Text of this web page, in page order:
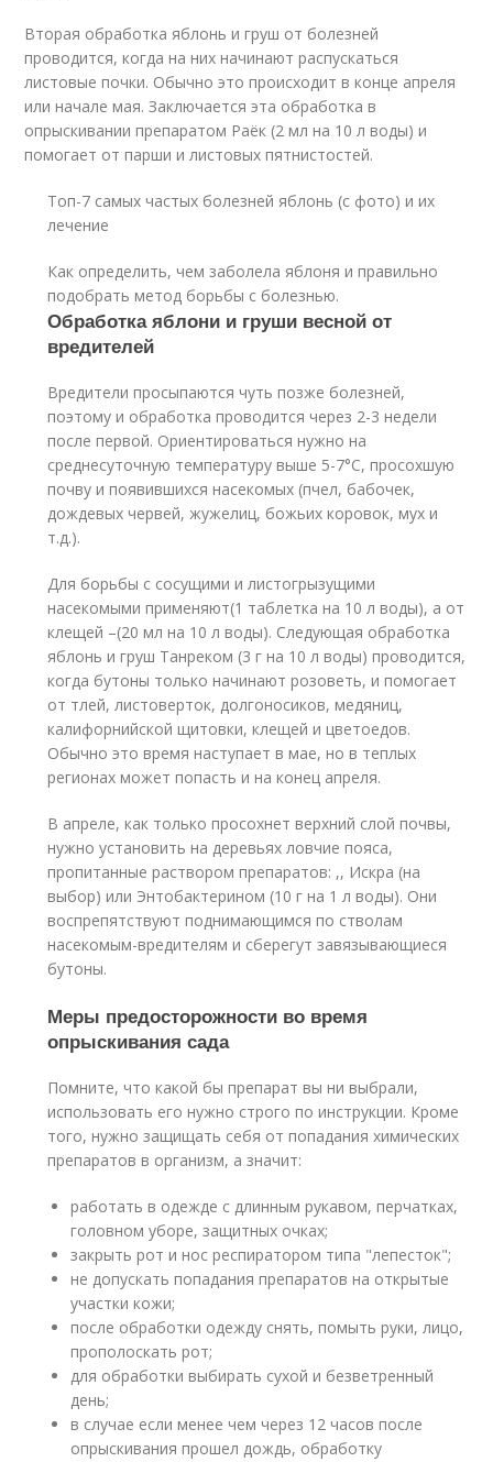
Вторая обработка яблонь и груш от болезней
проводится, когда на них начинают распускаться
листовые почки. Обычно это происходит в конце апреля
или начале мая. Заключается эта обработка в
опрыскивании препаратом Раёк (2 мл на 10 л воды) и
помогает от парши и листовых пятнистостей.
Топ-7 самых частых болезней яблонь (с фото) и их
лечение
Как определить, чем заболела яблоня и правильно
подобрать метод борьбы с болезнью.
Обработка яблони и груши весной от
вредителей
Вредители просыпаются чуть позже болезней,
поэтому и обработка проводится через 2-3 недели
после первой. Ориентироваться нужно на
среднесуточную температуру выше 5-7°С, просохшую
почву и появившихся насекомых (пчел, бабочек,
дождевых червей, жужелиц, божьих коровок, мух и
т.д.).
Для борьбы с сосущими и листогрызущими
насекомыми применяют(1 таблетка на 10 л воды), а от
клещей –(20 мл на 10 л воды). Следующая обработка
яблонь и груш Танреком (3 г на 10 л воды) проводится,
когда бутоны только начинают розоветь, и помогает
от тлей, листоверток, долгоносиков, медяниц,
калифорнийской щитовки, клещей и цветоедов.
Обычно это время наступает в мае, но в теплых
регионах может попасть и на конец апреля.
В апреле, как только просохнет верхний слой почвы,
нужно установить на деревьях ловчие пояса,
пропитанные раствором препаратов: ,, Искра (на
выбор) или Энтобактерином (10 г на 1 л воды). Они
воспрепятствуют поднимающимся по стволам
насекомым-вредителям и сберегут завязывающиеся
бутоны.
Меры предосторожности во время
опрыскивания сада
Помните, что какой бы препарат вы ни выбрали,
использовать его нужно строго по инструкции. Кроме
того, нужно защищать себя от попадания химических
препаратов в организм, а значит:
работать в одежде с длинным рукавом, перчатках,
головном уборе, защитных очках;
закрыть рот и нос респиратором типа "лепесток";
не допускать попадания препаратов на открытые
участки кожи;
после обработки одежду снять, помыть руки, лицо,
прополоскать рот;
для обработки выбирать сухой и безветренный
день;
в случае если менее чем через 12 часов после
опрыскивания прошел дождь, обработку